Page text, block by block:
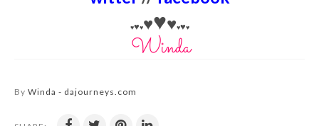
♥♥♥♥♥♥♥♥♥
By Winda - dajourneys.com